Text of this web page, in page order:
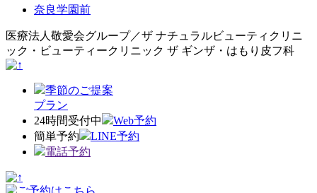
奈良学園前
医療法人敬愛会グループ／ザ ナチュラルビューティクリニ
ック・ビューティークリニック ザ ギンザ・はもり皮フ科
季節のご提案
プラン
24時間受付中
Web予約
簡単予約
LINE予約
電話予約